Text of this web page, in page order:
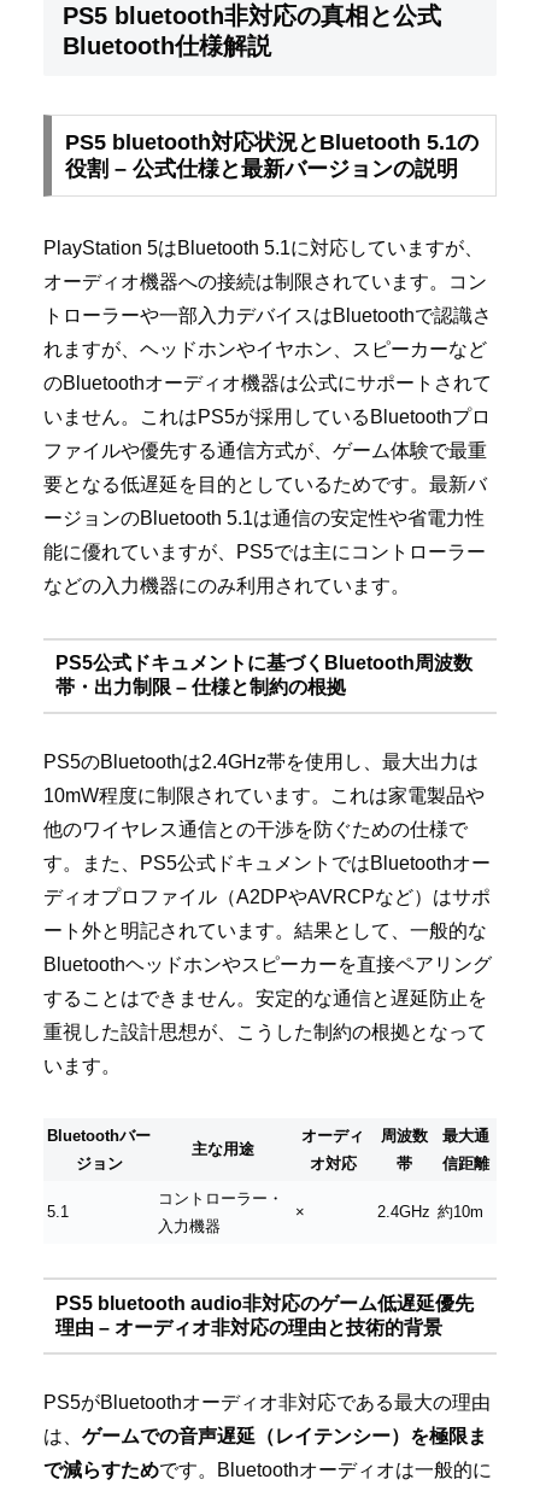
PS5 bluetooth非対応の真相と公式
Bluetooth仕様解説
PS5 bluetooth対応状況とBluetooth 5.1の
役割 – 公式仕様と最新バージョンの説明
PlayStation 5はBluetooth 5.1に対応していますが、
オーディオ機器への接続は制限されています。コン
トローラーや一部入力デバイスはBluetoothで認識さ
れますが、ヘッドホンやイヤホン、スピーカーなど
のBluetoothオーディオ機器は公式にサポートされて
いません。これはPS5が採用しているBluetoothプロ
ファイルや優先する通信方式が、ゲーム体験で最重
要となる低遅延を目的としているためです。最新バ
ージョンのBluetooth 5.1は通信の安定性や省電力性
能に優れていますが、PS5では主にコントローラー
などの入力機器にのみ利用されています。
PS5公式ドキュメントに基づくBluetooth周波数
帯・出力制限 – 仕様と制約の根拠
PS5のBluetoothは2.4GHz帯を使用し、最大出力は
10mW程度に制限されています。これは家電製品や
他のワイヤレス通信との干渉を防ぐための仕様で
す。また、PS5公式ドキュメントではBluetoothオー
ディオプロファイル（A2DPやAVRCPなど）はサポ
ート外と明記されています。結果として、一般的な
Bluetoothヘッドホンやスピーカーを直接ペアリング
することはできません。安定的な通信と遅延防止を
重視した設計思想が、こうした制約の根拠となって
います。
Bluetoothバー
ジョン
主な用途
オーディ
オ対応
周波数
帯
最大通
信距離
5.1
コントローラー・
入力機器
× 2.4GHz 約10m
PS5 bluetooth audio非対応のゲーム低遅延優先
理由 – オーディオ非対応の理由と技術的背景
PS5がBluetoothオーディオ非対応である最大の理由
は、 ゲームでの音声遅延（レイテンシー）を極限ま
で減らすためです。Bluetoothオーディオは一般的に